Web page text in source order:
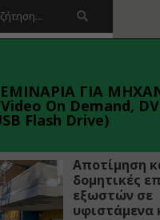
ΓΙΑ
On Demand,
Flash Drive)
Αποτίμηση
δομητικές
εξωστών σε
υφιστάμενα